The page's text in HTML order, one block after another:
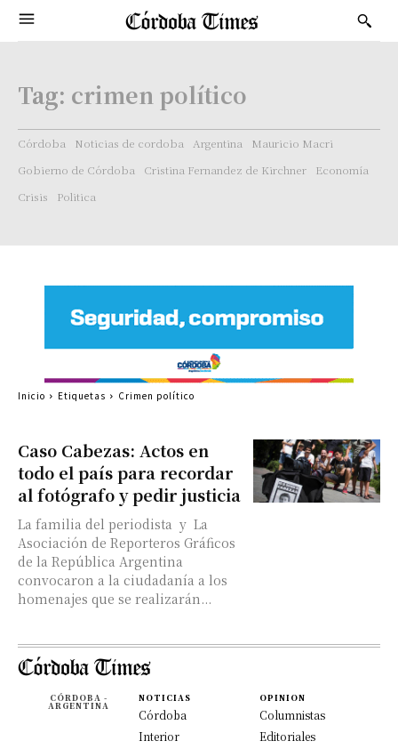
Tag: crimen político
Córdoba Noticias de cordoba Argentina
Mauricio Macri
Gobierno de Córdoba
Cristina Fernandez de Kirchner
Economía
Crisis
Politica
Caso Cabezas: Actos en
todo el país para recordar
al fotógrafo y pedir justicia
La familia del periodista y La
Asociación de Reporteros Gráficos
de la República Argentina
convocaron a la ciudadanía a los
homenajes que se realizarán...
Inicio Etiquetas Crimen político
CÓRDOBA -
ARGENTINA
NOTICIAS
Córdoba
Interior
OPINION
Columnistas
Editoriales